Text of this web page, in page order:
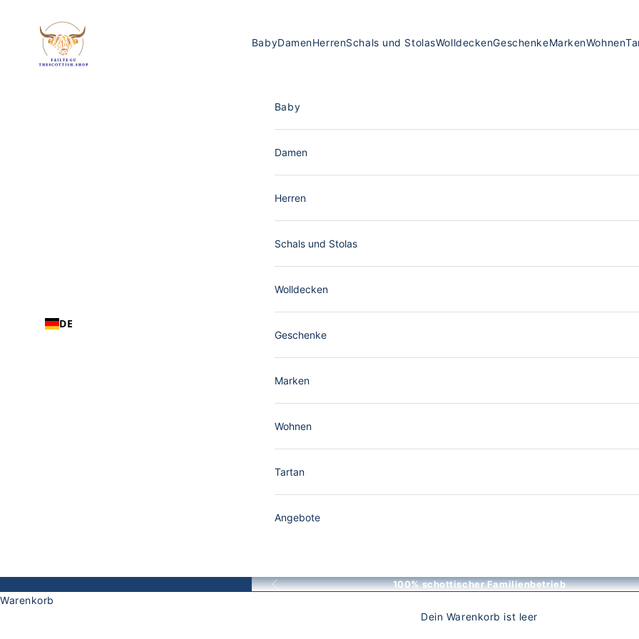
The Scottish Shop Deutschland
DE
BabyDamenHerrenSchals und StolasWolldeckenGeschenkeMarkenWohnen
Baby
Damen
Herren
Schals und Stolas
Wolldecken
Geschenke
Marken
Wohnen
Tartan
Angebote
Zurück 100% schottischer Familienbetrieb
Warenkorb
Dein Warenkorb ist leer